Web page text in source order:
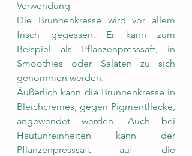
Verwendung
Die Brunnenkresse wird vor allem
frisch gegessen. Er kann zum
Beispiel als Pflanzenpresssaft, in
Smoothies oder Salaten zu sich
genommen werden.
Äußerlich kann die Brunnenkresse in
Bleichcremes, gegen Pigmentflecke,
angewendet werden. Auch bei
Hautunreinheiten kann der
Pflanzenpresssaft auf die